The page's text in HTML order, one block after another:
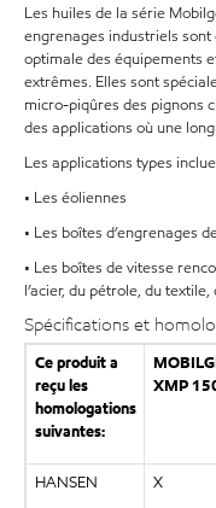
Les huiles de la série
engrenages industriels
optimale des équipements
extrêmes. Elles sont
micro-piqûres des pignons
des applications où une
Les applications types
• Les éoliennes
• Les boîtes d’engrenages
• Les boîtes de vitesse
l’acier, du pétrole, du
Spécifications et
Ce produit a
reçu les
homologations
suivantes:
XMP
HANSEN X